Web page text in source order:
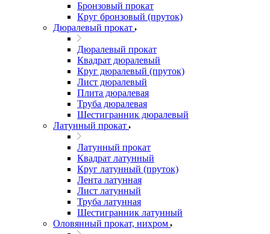
Бронзовый прокат
Круг бронзовый (пруток)
Дюралевый прокат
Дюралевый прокат
Квадрат дюралевый
Круг дюралевый (пруток)
Лист дюралевый
Плита дюралевая
Труба дюралевая
Шестигранник дюралевый
Латунный прокат
Латунный прокат
Квадрат латунный
Круг латунный (пруток)
Лента латунная
Лист латунный
Труба латунная
Шестигранник латунный
Оловянный прокат, нихром